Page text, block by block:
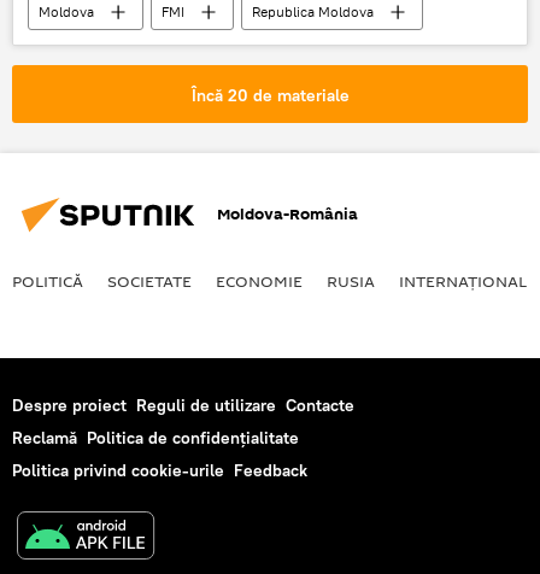
Moldova FMI Republica Moldova
Încă 20 de materiale
Moldova-România
POLITICĂ SOCIETATE ECONOMIE RUSIA INTERNAŢIONAL
Despre proiect Reguli de utilizare Contacte
Reclamă Politica de confidențialitate
Politica privind cookie-urile Feedback